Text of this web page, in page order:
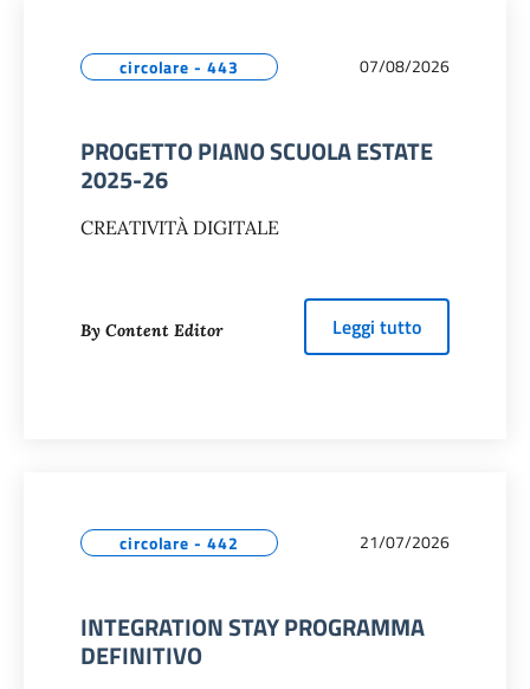
circolare - 443 07/08/2026
PROGETTO PIANO SCUOLA ESTATE
2025-26
CREATIVITÀ DIGITALE
By Content Editor Leggi tuttoabout
circolare - 442 21/07/2026
INTEGRATION STAY PROGRAMMA
DEFINITIVO